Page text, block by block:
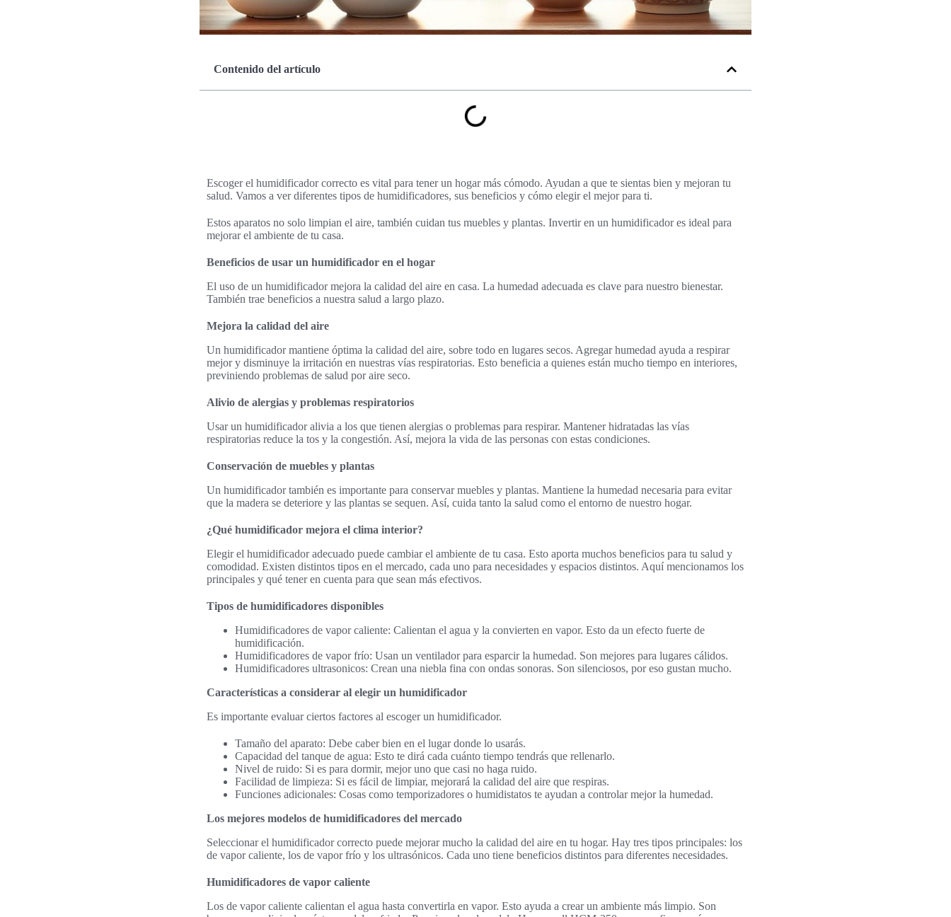
Contenido del artículo
Escoger el humidificador correcto es vital para tener un hogar más cómodo. Ayudan a que te sientas bien y mejoran tu
salud. Vamos a ver diferentes tipos de humidificadores, sus beneficios y cómo elegir el mejor para ti.
Estos aparatos no solo limpian el aire, también cuidan tus muebles y plantas. Invertir en un humidificador es ideal para
mejorar el ambiente de tu casa.
Beneficios de usar un humidificador en el hogar
El uso de un humidificador mejora la calidad del aire en casa. La humedad adecuada es clave para nuestro bienestar.
También trae beneficios a nuestra salud a largo plazo.
Mejora la calidad del aire
Un humidificador mantiene óptima la calidad del aire, sobre todo en lugares secos. Agregar humedad ayuda a respirar
mejor y disminuye la irritación en nuestras vías respiratorias. Esto beneficia a quienes están mucho tiempo en interiores,
previniendo problemas de salud por aire seco.
Alivio de alergias y problemas respiratorios
Usar un humidificador alivia a los que tienen alergias o problemas para respirar. Mantener hidratadas las vías
respiratorias reduce la tos y la congestión. Así, mejora la vida de las personas con estas condiciones.
Conservación de muebles y plantas
Un humidificador también es importante para conservar muebles y plantas. Mantiene la humedad necesaria para evitar
que la madera se deteriore y las plantas se sequen. Así, cuida tanto la salud como el entorno de nuestro hogar.
¿Qué humidificador mejora el clima interior?
Elegir el humidificador adecuado puede cambiar el ambiente de tu casa. Esto aporta muchos beneficios para tu salud y
comodidad. Existen distintos tipos en el mercado, cada uno para necesidades y espacios distintos. Aquí mencionamos los
principales y qué tener en cuenta para que sean más efectivos.
Tipos de humidificadores disponibles
Humidificadores de vapor caliente: Calientan el agua y la convierten en vapor. Esto da un efecto fuerte de
humidificación.
Humidificadores de vapor frío: Usan un ventilador para esparcir la humedad. Son mejores para lugares cálidos.
Humidificadores ultrasonicos: Crean una niebla fina con ondas sonoras. Son silenciosos, por eso gustan mucho.
Características a considerar al elegir un humidificador
Es importante evaluar ciertos factores al escoger un humidificador.
Tamaño del aparato: Debe caber bien en el lugar donde lo usarás.
Capacidad del tanque de agua: Esto te dirá cada cuánto tiempo tendrás que rellenarlo.
Nivel de ruido: Si es para dormir, mejor uno que casi no haga ruido.
Facilidad de limpieza: Si es fácil de limpiar, mejorará la calidad del aire que respiras.
Funciones adicionales: Cosas como temporizadores o humidistatos te ayudan a controlar mejor la humedad.
Los mejores modelos de humidificadores del mercado
Seleccionar el humidificador correcto puede mejorar mucho la calidad del aire en tu hogar. Hay tres tipos principales: los
de vapor caliente, los de vapor frío y los ultrasónicos. Cada uno tiene beneficios distintos para diferentes necesidades.
Humidificadores de vapor caliente
Los de vapor caliente calientan el agua hasta convertirla en vapor. Esto ayuda a crear un ambiente más limpio. Son